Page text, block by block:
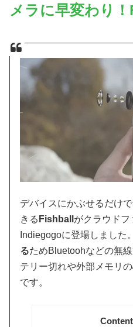
メラに早変わり
デバイスにかぶせるだけ
きる Fishball がクラウドフ
Indiegogoに登場しました
るためBluetoohなどの無
テリー切れや外部メモリ
です。